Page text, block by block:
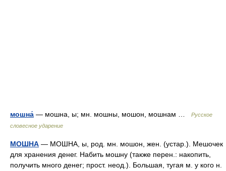
мошна́ — мошна, ы; мн. мошны, мошон, мошнам …
Русское
словесное ударение
МОШНА — МОШНА, ы, род. мн. мошон, жен. (устар.). Мешочек
для хранения денег. Набить мошну (также перен.: накопить,
получить много денег; прост. неод.). Большая, тугая м. у кого н.